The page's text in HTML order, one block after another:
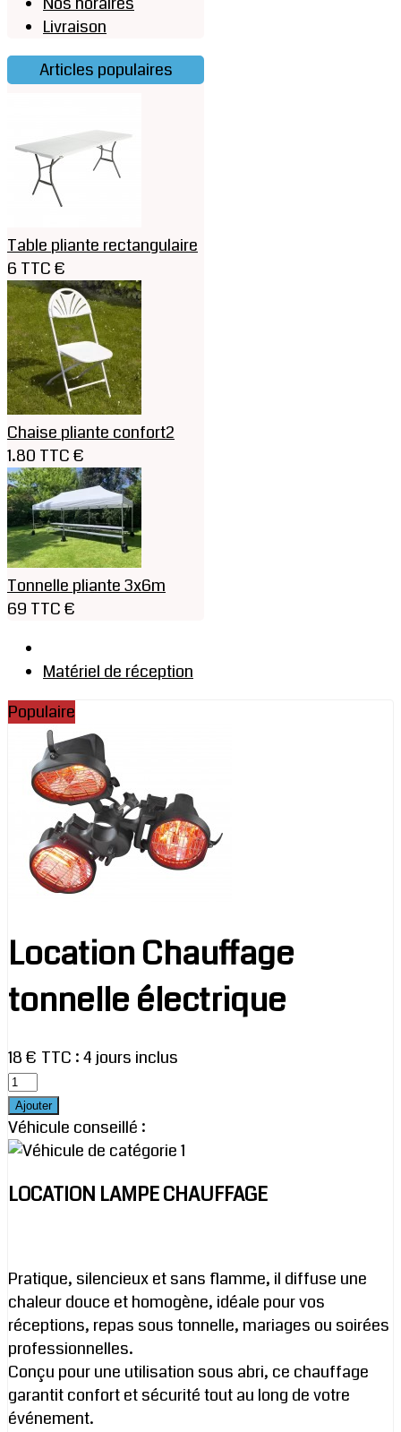
Livraison
Articles populaires
Table pliante rectangulaire
6 TTC €
Chaise pliante confort2
1.80 TTC €
Tonnelle pliante 3x6m
69 TTC €
Matériel de réception
Populaire
Location Chauffage
tonnelle électrique
18 € TTC :4 jours inclus
Véhicule conseillé :
LOCATION LAMPE CHAUFFAGE
Pratique, silencieux et sans flamme, il diffuse une
chaleur douce et homogène, idéale pour vos
réceptions, repas sous tonnelle, mariages ou soirées
professionnelles.
Conçu pour une utilisation sous abri, ce chauffage
garantit confort et sécurité tout au long de votre
événement.